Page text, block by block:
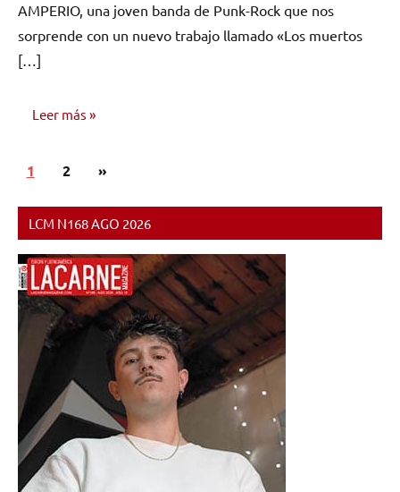
AMPERIO, una joven banda de Punk-Rock que nos
sorprende con un nuevo trabajo llamado «Los muertos
[…]
Leer más
NOTICIAS
Paginación
entradas
1 2
Siguientes
»
LCM N168 AGO 2026